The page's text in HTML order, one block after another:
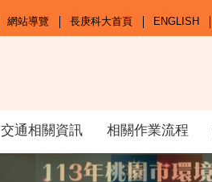
網站導覽 長庚科大首頁 ENGLISH
交通相關資訊 相關作業流程